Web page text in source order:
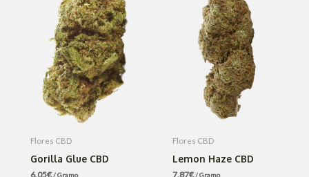
Flores CBD
Gorilla Glue CBD
6.05€/ Gramo
Flores CBD
Lemon Haze CBD
7.87€/ Gramo